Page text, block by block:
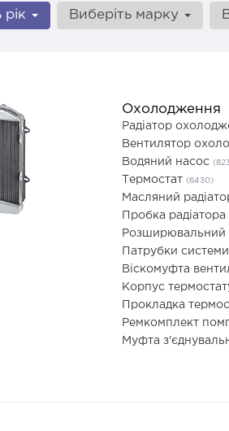
рік Виберіть марку
Охолодження
Радіатор
Вентилятор
Водяний насос
Термостат (6430)
Масляний
Пробка радіатора
Розширювальний
Патрубки
Віскомуфта
Корпус
Прокладка
Ремкомплект
Муфта